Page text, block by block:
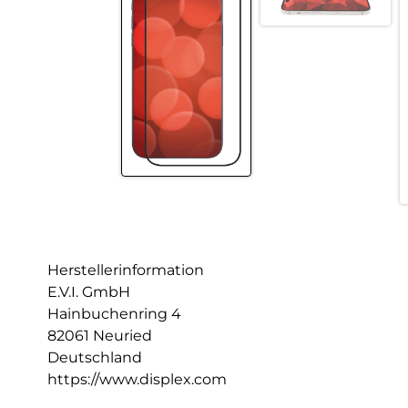
Herstellerinformation
E.V.I. GmbH
Hainbuchenring 4
82061 Neuried
Deutschland
https://www.displex.com